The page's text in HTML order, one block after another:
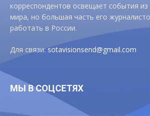
корреспондентов освещает события из
мира, но большая часть его
работать в России.
Для связи:sotavisionsend@gmail.com
МЫ В СОЦСЕТЯХ